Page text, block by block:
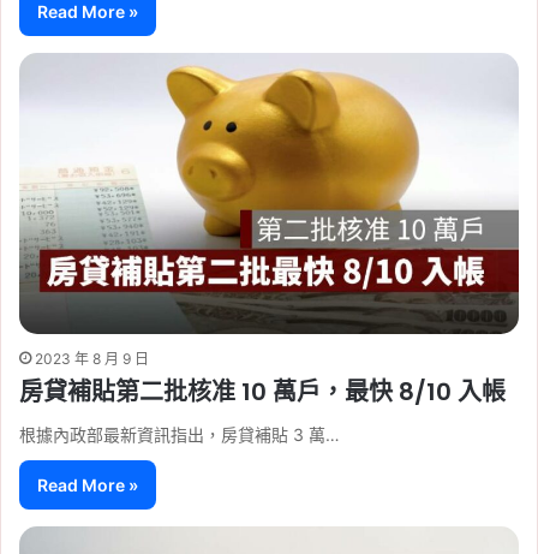
Read More »
2023 年 8 月 9 日
房貸補貼第二批核准 10 萬戶，最快 8/10 入帳
根據內政部最新資訊指出，房貸補貼 3 萬…
Read More »